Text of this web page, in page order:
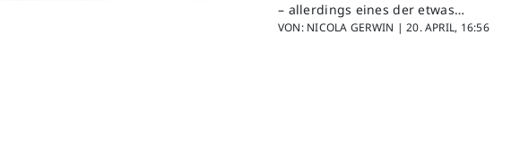
– allerdings eines der etwas…
VON: NICOLA GERWIN |20. APRIL, 16:56